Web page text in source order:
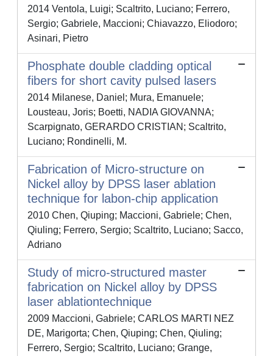
2014 Ventola, Luigi; Scaltrito, Luciano; Ferrero,
Sergio; Gabriele, Maccioni; Chiavazzo, Eliodoro;
Asinari, Pietro
Phosphate double cladding optical
fibers for short cavity pulsed lasers
2014 Milanese, Daniel; Mura, Emanuele;
Lousteau, Joris; Boetti, NADIA GIOVANNA;
Scarpignato, GERARDO CRISTIAN; Scaltrito,
Luciano; Rondinelli, M.
Fabrication of Micro-structure on
Nickel alloy by DPSS laser ablation
technique for labon-chip application
2010 Chen, Qiuping; Maccioni, Gabriele; Chen,
Qiuling; Ferrero, Sergio; Scaltrito, Luciano; Sacco,
Adriano
Study of micro-structured master
fabrication on Nickel alloy by DPSS
laser ablationtechnique
2009 Maccioni, Gabriele; CARLOS MARTI NEZ
DE, Marigorta; Chen, Qiuping; Chen, Qiuling;
Ferrero, Sergio; Scaltrito, Luciano; Grange,